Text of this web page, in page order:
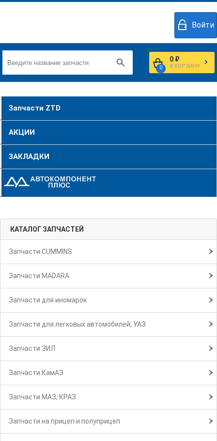
Войти
0
0 ₽
В КОРЗИНУ
Запчасти ZTD
АКЦИИ
ЗАКЛАДКИ
КАТАЛОГ ЗАПЧАСТЕЙ
Запчасти CUMMINS
Запчасти MADARA
Запчасти для иномарок
Запчасти для легковых автомобилей, УАЗ
Запчасти ЗИЛ
Запчасти КамАЗ
Запчасти МАЗ, КРАЗ
Запчасти на прицеп и полуприцеп